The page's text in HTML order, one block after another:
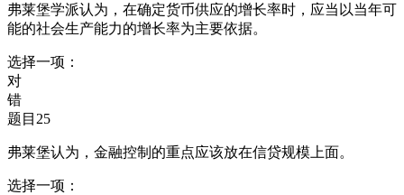
弗莱堡学派认为，在确定货币供应的增长率时，应当以当年可
能的社会生产能力的增长率为主要依据。
选择一项：
对
错
题目25
弗莱堡认为，金融控制的重点应该放在信贷规模上面。
选择一项：